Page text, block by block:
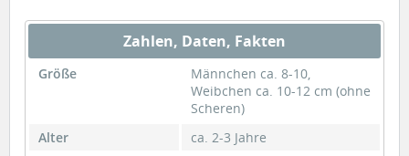
Zahlen, Daten, Fakten
Größe
Männchen ca. 8-10,
Weibchen ca. 10-12 cm (ohne
Scheren)
Alter
ca. 2-3 Jahre